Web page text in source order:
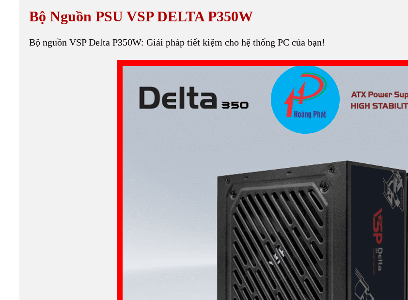
t
nk
Bộ Nguồn PSU VSP DELTA P350W
Bộ nguồn VSP Delta P350W: Giải pháp tiết kiệm cho hệ thống PC của bạn!